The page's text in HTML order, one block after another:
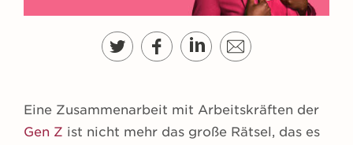
Eine Zusammenarbeit mit Arbeitskräften der
Gen Z ist nicht mehr das große Rätsel, das es